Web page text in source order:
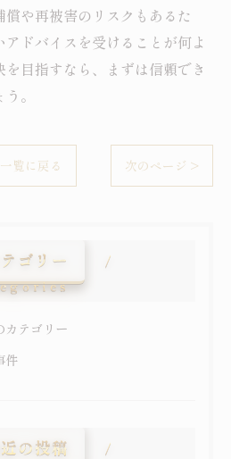
や再被害のリスクもあるた
ドバイスを受けることが何よ
目指すなら、まずは信頼でき
。
一覧に戻る 次のページ >
ゴリー
カテゴリー
件
の投稿